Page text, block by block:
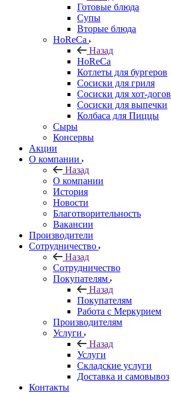
Готовые блюда
Супы
Вторые блюда
HoReCa
Назад
HoReCa
Котлеты для бургеров
Сосиски для гриля
Сосиски для хот-догов
Сосиски для выпечки
Колбаса для Пиццы
Сыры
Консервы
Акции
О компании
Назад
О компании
История
Новости
Благотворительность
Вакансии
Производители
Сотрудничество
Назад
Сотрудничество
Покупателям
Назад
Покупателям
Работа с Меркурием
Производителям
Услуги
Назад
Услуги
Складские услуги
Доставка и самовывоз
Контакты